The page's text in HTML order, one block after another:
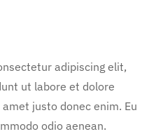
adipiscing elit,
ut labore et dolore
justo donec enim. Eu
odio aenean.